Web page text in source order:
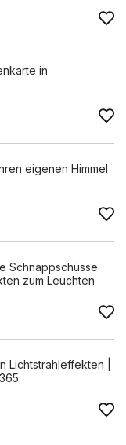
in
eigenen Himmel
Schnappschüsse
zum Leuchten
Lichtstrahleffekten |